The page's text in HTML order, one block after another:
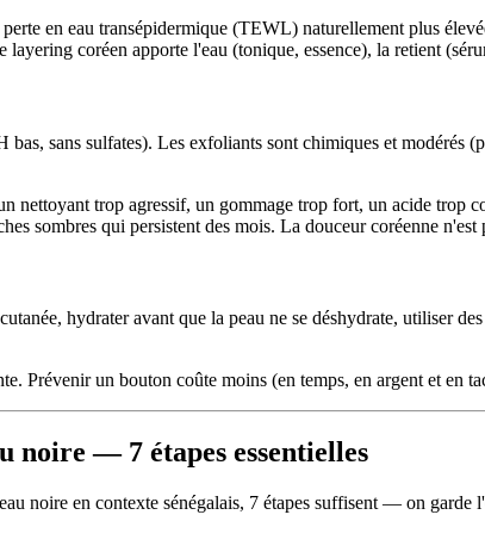
en eau transépidermique (TEWL) naturellement plus
coréen apporte l'eau (tonique, essence), la retient
sans sulfates). Les exfoliants sont chimiques et modérés
nettoyant trop agressif, un gommage trop fort, un acide
sombres qui persistent des mois. La douceur coréenne
hydrater avant que la peau ne se déshydrate, utiliser
Prévenir un bouton coûte moins (en temps, en argent et en
noire — 7 étapes essentielles
noire en contexte sénégalais, 7 étapes suffisent — on garde